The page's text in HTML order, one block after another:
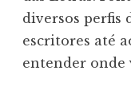
diversos perfis
escritores até
entender onde